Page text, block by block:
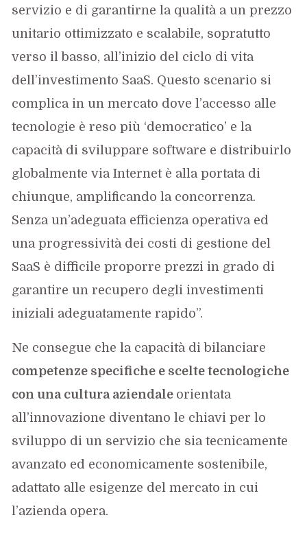
servizio e di garantirne la qualità a un prezzo
unitario ottimizzato e scalabile, sopratutto
verso il basso, all’inizio del ciclo di vita
dell’investimento SaaS. Questo scenario si
complica in un mercato dove l’accesso alle
tecnologie è reso più ‘democratico’ e la
capacità di sviluppare software e distribuirlo
globalmente via Internet è alla portata di
chiunque, amplificando la concorrenza.
Senza un’adeguata efficienza operativa ed
una progressività dei costi di gestione del
SaaS è difficile proporre prezzi in grado di
garantire un recupero degli investimenti
iniziali adeguatamente rapido”.
Ne consegue che la capacità di bilanciare
competenze specifiche e scelte tecnologiche
con una cultura aziendale orientata
all’innovazione diventano le chiavi per lo
sviluppo di un servizio che sia tecnicamente
avanzato ed economicamente sostenibile,
adattato alle esigenze del mercato in cui
l’azienda opera.